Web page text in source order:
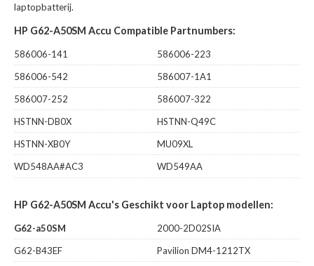
laptopbatterij.
HP G62-A50SM Accu Compatible Partnumbers:
586006-141
586006-223
586006-542
586007-1A1
586007-252
586007-322
HSTNN-DB0X
HSTNN-Q49C
HSTNN-XB0Y
MU09XL
WD548AA#AC3
WD549AA
HP G62-A50SM Accu's Geschikt voor Laptop modellen:
G62-a50SM
2000-2D02SIA
G62-B43EF
Pavilion DM4-1212TX